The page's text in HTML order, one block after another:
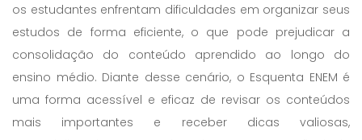
os estudantes enfrentam dificuldades em organizar seus
estudos de forma eficiente, o que pode prejudicar a
consolidação do conteúdo aprendido ao longo do
ensino médio. Diante desse cenário, o Esquenta ENEM é
uma forma acessível e eficaz de revisar os conteúdos
mais importantes e receber dicas valiosas,